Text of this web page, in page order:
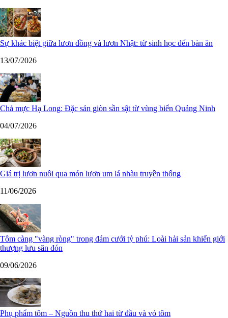
Sự khác biệt giữa lươn đồng và lươn Nhật: từ sinh học đến bàn ăn
13/07/2026
Chả mực Hạ Long: Đặc sản giòn sần sật từ vùng biển Quảng Ninh
04/07/2026
Giá trị lươn nuôi qua món lươn um lá nhàu truyền thống
11/06/2026
Tôm càng "vàng ròng" trong đám cưới tỷ phú: Loài hải sản khiến giới
thượng lưu săn đón
09/06/2026
Phụ phẩm tôm – Nguồn thu thứ hai từ đầu và vỏ tôm